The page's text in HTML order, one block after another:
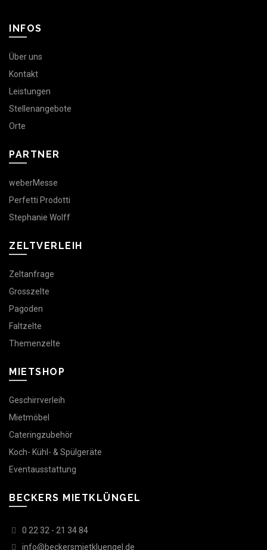
INFOS
Über uns
Kontakt
Leistungen
Stellenangebote
Orte
PARTNER
weberMesse
Perfetti Prodotti
Stephanie Wolff
ZELTVERLEIH
Zeltanfrage
Grosszelte
Pagoden
Faltzelte
Themenzelte
MIETSHOP
Geschirrverleih
Mietmöbel
Cateringzubehör
Koch- Kühl- & Spülgeräte
Eventausstattung
BECKERS MIETKLÜNGEL
0 22 32 - 21 34 84
info@beckersmietkluengel.de